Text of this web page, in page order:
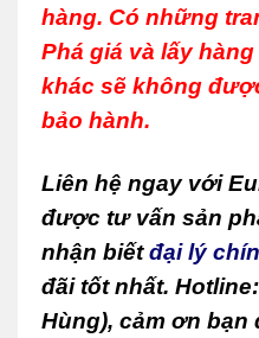
hàng. Có những
Phá giá và lấy
khác sẽ không
bảo hành.
Liên hệ ngay với
được tư vấn sản
nhận biết đại lý
đãi tốt nhất.
Hùng), cảm ơn bạn